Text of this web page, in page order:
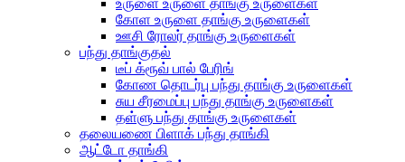
உருளை உருளை தாங்கு உருளைகள்
கோள உருளை தாங்கு உருளைகள்
ஊசி ரோலர் தாங்கு உருளைகள்
பந்து தாங்குதல்
டீப் க்ரூவ் பால் பேரிங்
கோண தொடர்பு பந்து தாங்கு உருளைகள்
சுய சீரமைப்பு பந்து தாங்கு உருளைகள்
தள்ளு பந்து தாங்கு உருளைகள்
தலையணை பிளாக் பந்து தாங்கி
ஆட்டோ தாங்கி